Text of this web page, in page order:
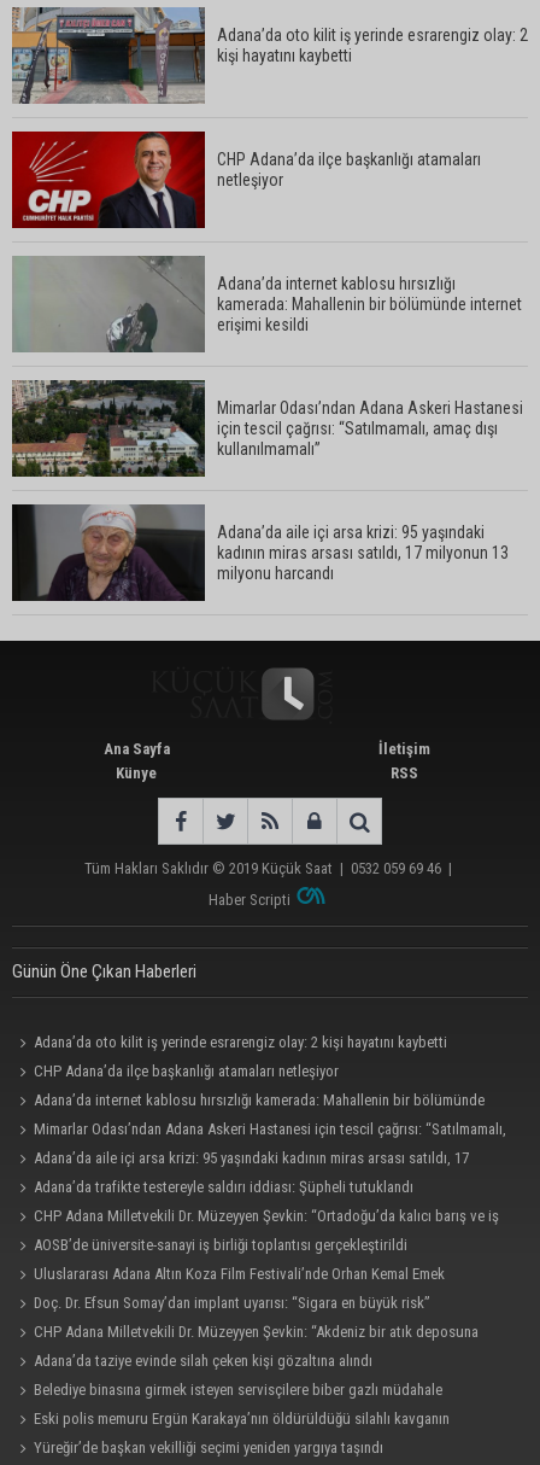
Adana’da aile içi arsa krizi: 95 yaşındaki kadının
miras arsası satıldı, 17 milyonun 13 milyonu
harcandı
Uluslararası Adana Altın Koza Film Festivali’nde
Orhan Kemal Emek Ödülleri’nin sahipleri belli oldu
Adana’da trafikte testereyle saldırı iddiası:
Adana’da internet kablosu hırsızlığı kamerada:
Mahallenin bir bölümünde internet erişimi kesildi
Mimarlar Odası’ndan Adana Askeri Hastanesi
için tescil çağrısı: “Satılmamalı, amaç dışı
kullanılmamalı”
Adana’da oto kilit iş yerinde esrarengiz olay: 2
kişi hayatını kaybetti
CHP Adana’da ilçe başkanlığı atamaları
netleşiyor
Adana’da internet kablosu hırsızlığı
kamerada: Mahallenin bir bölümünde internet
erişimi kesildi
Mimarlar Odası’ndan Adana Askeri Hastanesi
için tescil çağrısı: “Satılmamalı, amaç dışı
kullanılmamalı”
Adana’da aile içi arsa krizi: 95 yaşındaki
kadının miras arsası satıldı, 17 milyonun 13
milyonu harcandı
Ana Sayfa
Künye
İletişim
RSS
Tüm Hakları Saklıdır © 2019 Küçük Saat | 0532 059 69 46 |
Haber Scripti
Günün Öne Çıkan Haberleri
Adana’da oto kilit iş yerinde esrarengiz olay: 2 kişi hayatını kaybetti
CHP Adana’da ilçe başkanlığı atamaları netleşiyor
Adana’da internet kablosu hırsızlığı kamerada: Mahallenin bir bölümünde
internet erişimi kesildi
Mimarlar Odası’ndan Adana Askeri Hastanesi için tescil çağrısı: “Satılmamalı,
amaç dışı kullanılmamalı”
Adana’da aile içi arsa krizi: 95 yaşındaki kadının miras arsası satıldı, 17
milyonun 13 milyonu harcandı
Adana’da trafikte testereyle saldırı iddiası: Şüpheli tutuklandı
CHP Adana Milletvekili Dr. Müzeyyen Şevkin: “Ortadoğu’da kalıcı barış ve iş
birliği sağlanmalı”
AOSB’de üniversite-sanayi iş birliği toplantısı gerçekleştirildi
Uluslararası Adana Altın Koza Film Festivali’nde Orhan Kemal Emek
Ödülleri’nin sahipleri belli oldu
Doç. Dr. Efsun Somay’dan implant uyarısı: “Sigara en büyük risk”
CHP Adana Milletvekili Dr. Müzeyyen Şevkin: “Akdeniz bir atık deposuna
dönüşmemeli”
Adana’da taziye evinde silah çeken kişi gözaltına alındı
Belediye binasına girmek isteyen servisçilere biber gazlı müdahale
Eski polis memuru Ergün Karakaya’nın öldürüldüğü silahlı kavganın
görüntüleri ortaya çıktı
Yüreğir’de başkan vekilliği seçimi yeniden yargıya taşındı